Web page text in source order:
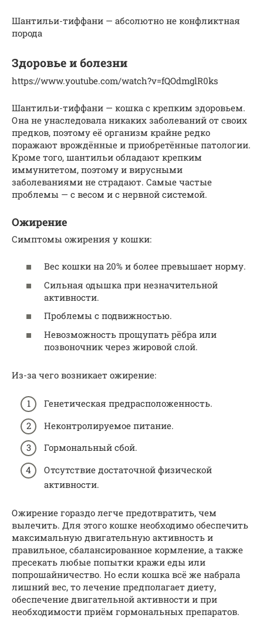
Шантильи-тиффани — абсолютно не конфликтная
порода
Здоровье и болезни
https://www.youtube.com/watch?v=fQOdmglR0ks
Шантильи-тиффани — кошка с крепким здоровьем.
Она не унаследовала никаких заболеваний от своих
предков, поэтому её организм крайне редко
поражают врождённые и приобретённые патологии.
Кроме того, шантильи обладают крепким
иммунитетом, поэтому и вирусными
заболеваниями не страдают. Самые частые
проблемы — с весом и с нервной системой.
Ожирение
Симптомы ожирения у кошки:
Вес кошки на 20% и более превышает норму.
Сильная одышка при незначительной
активности.
Проблемы с подвижностью.
Невозможность прощупать рёбра или
позвоночник через жировой слой.
Из-за чего возникает ожирение:
Генетическая предрасположенность.
Неконтролируемое питание.
Гормональный сбой.
Отсутствие достаточной физической
активности.
Ожирение гораздо легче предотвратить, чем
вылечить. Для этого кошке необходимо обеспечить
максимальную двигательную активность и
правильное, сбалансированное кормление, а также
пресекать любые попытки кражи еды или
попрошайничество. Но если кошка всё же набрала
лишний вес, то лечение предполагает диету,
обеспечение двигательной активности и при
необходимости приём гормональных препаратов.